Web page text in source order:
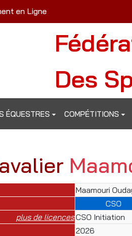
en Ligne
Des
ÉQUESTRES COMPÉTITIONS
Maamouri
CSO
plus de licencesCSO Initiation
2026